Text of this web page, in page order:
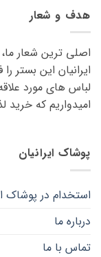
انواع
مختلفی
می
باشد.
گزینه
ها
ممکن
است
محصول
انتخاب
هدف و شعار
اصلی ترین شعار
ایرانیان این بستر
لباس های مورد
امیدواریم که خرید
پوشاک ایرانیان
استخدام در پوشاک
درباره ما
تماس با ما